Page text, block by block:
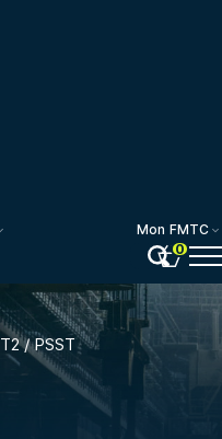
Mon FMTC
0
T2 / PSST